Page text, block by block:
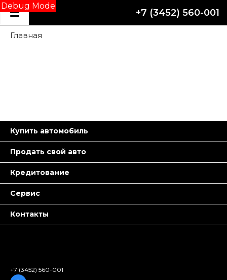
Debug Mode
+7 (3452) 560-001
Главная
Купить автомобиль
Продать свой авто
Кредитование
Сервис
Контакты
+7 (3452) 560-001